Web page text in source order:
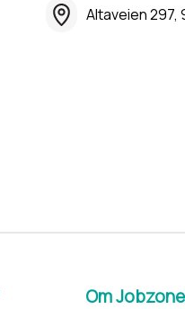
Altaveien 297,
Om